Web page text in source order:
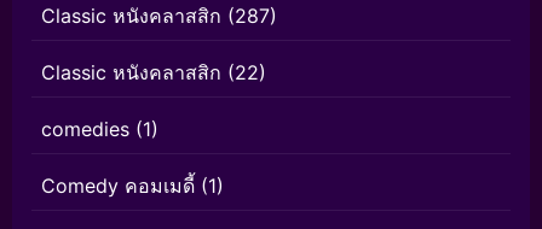
Classic หนังคลาสสิก (287)
Classic หนังคลาสสิก (22)
comedies (1)
Comedy คอมเมดี้ (1)